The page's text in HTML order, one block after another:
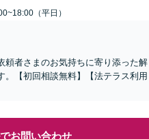
（平日）
頼者さまのお気持ちに寄り添った解
【初回相談無料】【法テラス利用
お問い合わせ